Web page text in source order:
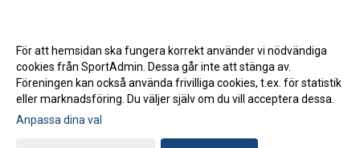
Gå till Webbversion
För att hemsidan ska fungera korrekt använder vi nödvändiga
cookies från SportAdmin. Dessa går inte att stänga av.
Föreningen kan också använda frivilliga cookies, t.ex. för statistik
eller marknadsföring. Du väljer själv om du vill acceptera dessa.
Anpassa dina val